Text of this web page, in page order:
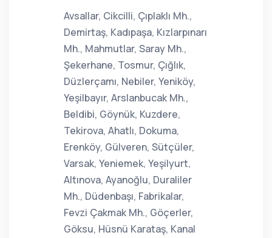
Avsallar, Cikcilli, Çıplaklı Mh.,
Demirtaş, Kadıpaşa, Kızlarpınarı
Mh., Mahmutlar, Saray Mh.,
Şekerhane, Tosmur, Çığlık,
Düzlerçamı, Nebiler, Yeniköy,
Yeşilbayır, Arslanbucak Mh.,
Beldibi, Göynük, Kuzdere,
Tekirova, Ahatlı, Dokuma,
Erenköy, Gülveren, Sütçüler,
Varsak, Yeniemek, Yeşilyurt,
Altınova, Ayanoğlu, Duraliler
Mh., Düdenbaşı, Fabrikalar,
Fevzi Çakmak Mh., Göçerler,
Göksu, Hüsnü Karataş, Kanal